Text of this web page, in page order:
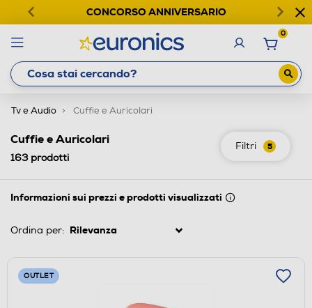
CONCORSO ANNIVERSARIO
0
Tv e Audio Cuffie e Auricolari
Filtri 5
Cuffie e Auricolari
163prodotti
Informazioni sui prezzi e prodotti visualizzati
Ordina per:
OUTLET